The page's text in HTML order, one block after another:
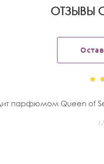
OТЗЫВЫ
парфюмом Queen of